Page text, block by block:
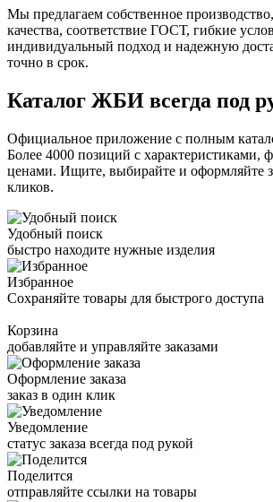
Мы предлагаем собственное
качества, соответствие ГОСТ, гибкие
индивидуальный подход и надежную
точно в срок.
Каталог ЖБИ всегда под
Официальное приложение с полным
Более 4000 позиций с характеристиками,
ценами. Ищите, выбирайте и оформляйте
кликов.
Удобный поиск
быстро находите нужные изделия
Избранное
Сохраняйте товары для быстрого доступа
Корзина
добавляйте и управляйте заказами
Оформление заказа
заказ в один клик
Уведомление
статус заказа всегда под рукой
Поделится
отправляйте ссылки на товары